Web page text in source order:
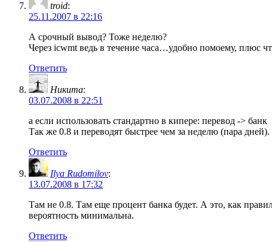
troid:
25.11.2007 в 22:16
А срочный вывод? Тоже неделю?
Через icwmt ведь в течение часа…удобно помоему, плюс
Ответить
Никита:
03.07.2008 в 22:51
а если использовать стандартно в кипере: перевод -> банк
Так же 0.8 и переводят быстрее чем за неделю (пара
Ответить
Ilya Rudomilov:
13.07.2008 в 17:32
Там не 0.8. Там еще процент банка будет. А это, как
вероятность минимальна.
Ответить